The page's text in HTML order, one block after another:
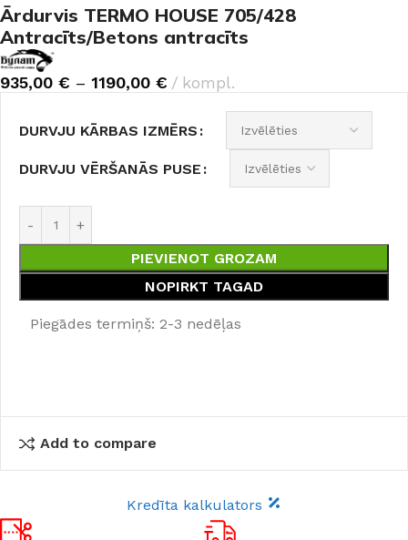
Ārdurvis TERMO HOUSE 705/428
Antracīts/Betons antracīts
935,00 € – 1190,00 € kompl.
DURVJU KĀRBAS IZMĒRS
DURVJU VĒRŠANĀS PUSE
PIEVIENOT GROZAM
NOPIRKT TAGAD
Piegādes termiņš: 2-3 nedēļas
Add to compare
Kredīta kalkulators